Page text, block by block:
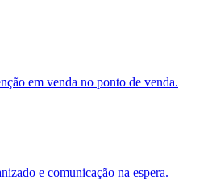
em venda no ponto de venda.
e comunicação na espera.